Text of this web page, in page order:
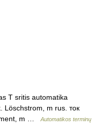
T sritis automatika
Löschstrom, m rus. ток
m …
Automatikos terminų